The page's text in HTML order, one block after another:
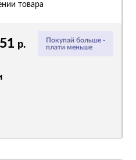
Покупай больше -
плати меньше
р.
товара